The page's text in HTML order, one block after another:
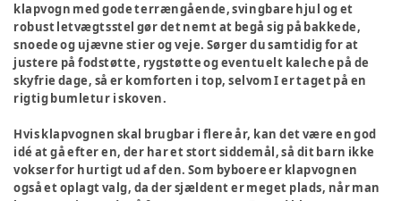
klapvogn med gode terrængående, svingbare hjul og et
robust letvægtsstel gør det nemt at begå sig på bakkede,
snoede og ujævne stier og veje. Sørger du samtidig for at
justere på fodstøtte, rygstøtte og eventuelt kaleche på de
skyfrie dage, så er komforten i top, selvom I er taget på en
rigtig bumletur i skoven.
Hvis klapvognen skal brugbar i flere år, kan det være en god
idé at gå efter en, der har et stort siddemål, så dit barn ikke
vokser for hurtigt ud af den. Som byboere er klapvognen
også et oplagt valg, da der sjældent er meget plads, når man